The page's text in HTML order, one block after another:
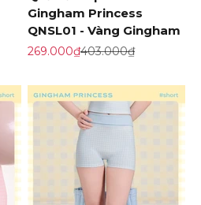
Gingham Princess
QNSL01 - Vàng Gingham
Giá khuyến mãi
269.000₫Giá gốc
403.000₫